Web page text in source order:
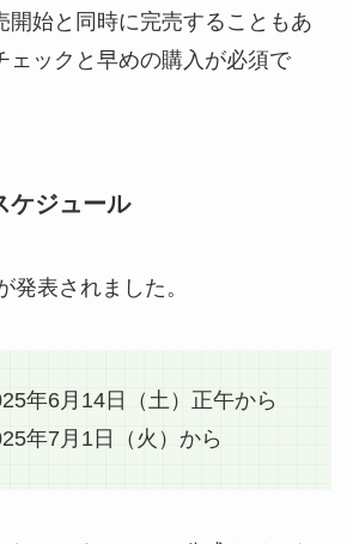
開始と同時に完売することもあ
ェックと早めの購入が必須で
ケジュール
発表されました。
年6月14日（土）正午から
年7月1日（火）から